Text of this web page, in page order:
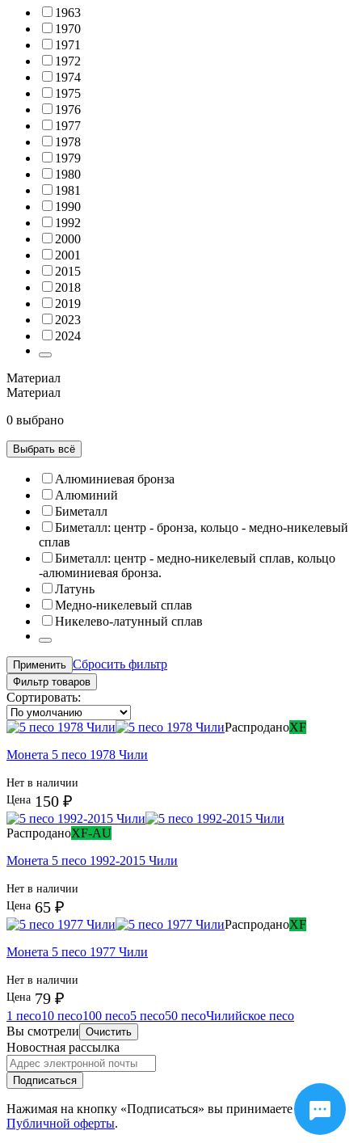
1963
1970
1971
1972
1974
1975
1976
1977
1978
1979
1980
1981
1990
1992
2000
2001
2015
2018
2019
2023
2024
Материал
Материал
0 выбрано
Выбрать всё
Алюминиевая бронза
Алюминий
Биметалл
Биметалл: центр - бронза, кольцо - медно-никелевый
сплав
Биметалл: центр - медно-никелевый сплав, кольцо
-алюминиевая бронза.
Латунь
Медно-никелевый сплав
Никелево-латунный сплав
Применить Сбросить фильтр
Фильтр товаров
Сортировать:
РаспроданоXF
Монета 5 песо 1978 Чили
Нет в наличии
Цена 150 ₽
РаспроданоXF-AU
Монета 5 песо 1992-2015 Чили
Нет в наличии
Цена 65 ₽
РаспроданоXF
Монета 5 песо 1977 Чили
Нет в наличии
Цена 79 ₽
1 песо10 песо100 песо5 песо50 песоЧилийское песо
Вы смотрели Очистить
Новостная рассылка
Подписаться
Нажимая на кнопку «Подписаться» вы принимаете условия
Публичной оферты.